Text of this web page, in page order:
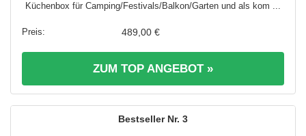
Küchenbox für Camping/Festivals/Balkon/Garten und als kom ...
489,00 €
ZUM TOP ANGEBOT »
3